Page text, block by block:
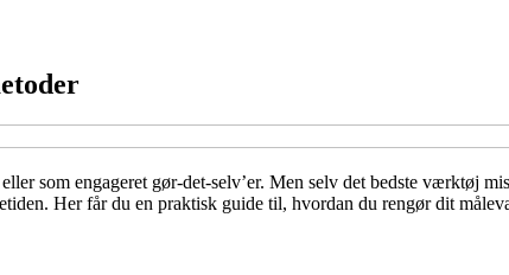
som engageret gør-det-selv’er. Men selv det bedste værktøj
Her får du en praktisk guide til, hvordan du rengør dit